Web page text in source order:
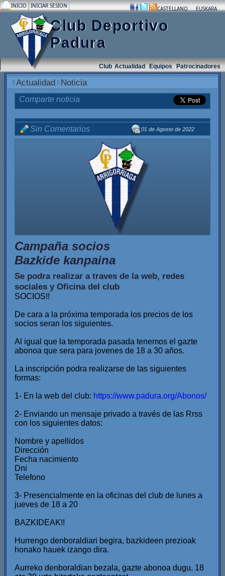
INICIO INICIAR SESION . . . CASTELLANO EUSKARA
Club Deportivo
Padura
Club Actualidad Equipos Patrocinadores
Actualidad Noticia
Comparte noticia
Sin Comentarios 01 de Agosto de 2022
Campaña socios
Bazkide kanpaina
Se podra realizar a traves de la web, redes
sociales y Oficina del club
SOCIOS!!
De cara a la próxima temporada los precios de los
socios seran los siguientes.
Al igual que la temporada pasada tenemos el gazte
abonoa que sera para jovenes de 18 a 30 años.
La inscripción podra realizarse de las siguientes
formas:
1- En la web del club: https://www.padura.org/Abonos/
2- Enviando un mensaje privado a través de las Rrss
con los siguientes datos:
Nombre y apellidos
Dirección
Fecha nacimiento
Dni
Telefono
3- Presencialmente en la oficinas del club de lunes a
jueves de 18 a 20
BAZKIDEAK!!
Hurrengo denboraldiari begira, bazkideen prezioak
honako hauek izango dira.
Aurreko denboraldian bezala, gazte abonoa dugu, 18